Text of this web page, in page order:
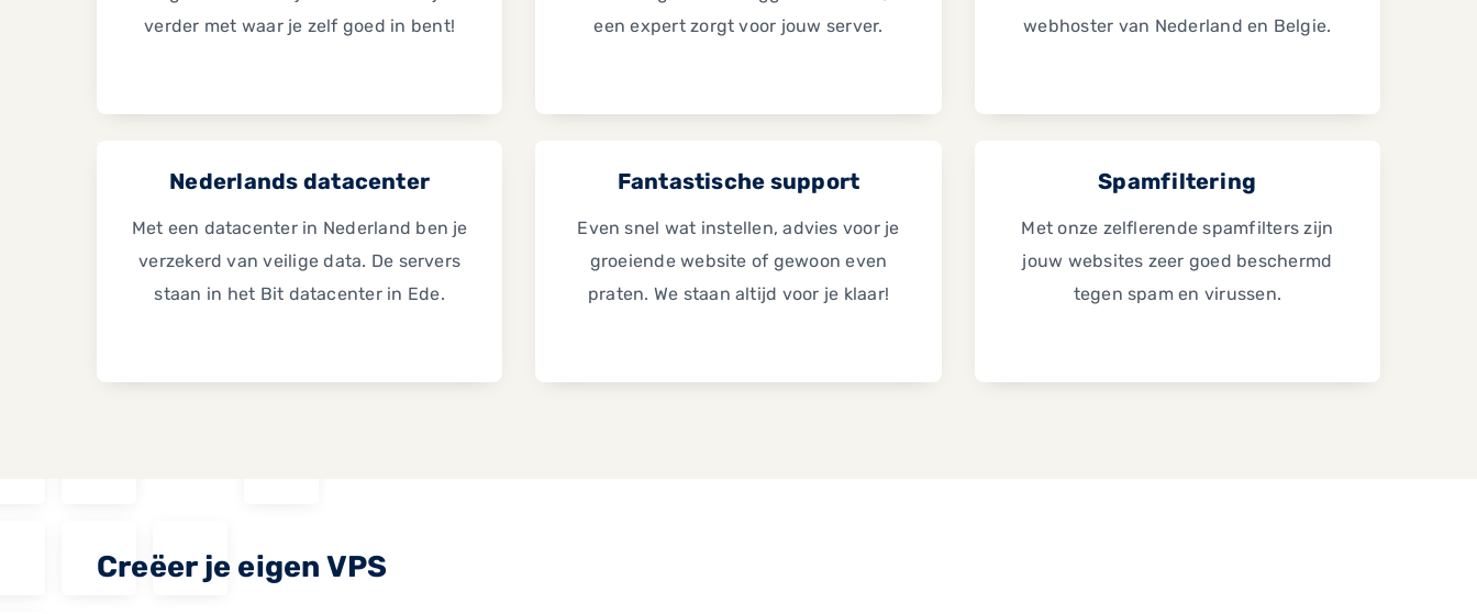
verder met waar je zelf goed in bent!
een expert zorgt voor jouw server.
webhoster van Nederland en Belgie.
Nederlands datacenter
Met een datacenter in Nederland ben je
verzekerd van veilige data. De servers
staan in het Bit datacenter in Ede.
Fantastische support
Even snel wat instellen, advies voor je
groeiende website of gewoon even
praten. We staan altijd voor je klaar!
Spamfiltering
Met onze zelflerende spamfilters zijn
jouw websites zeer goed beschermd
tegen spam en virussen.
Creëer je eigen VPS